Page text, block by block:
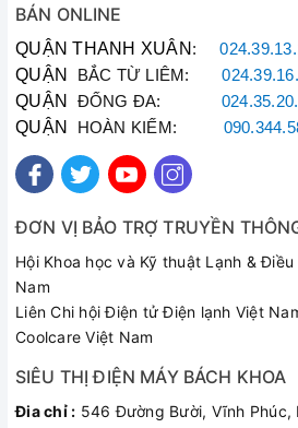
BÁN ONLINE
QUẬN THANH XUÂN :
QUẬN BẮC TỪ LIÊM:
QUẬN ĐỐNG ĐA:
QUẬN HOÀN KIẾM:
ĐƠN VỊ BẢO TRỢ TRUYỀN
Hội Khoa học và Kỹ thuật Lạnh &
Nam
Liên Chi hội Điện tử Điện lạnh Việt
Coolcare Việt Nam
SIÊU THỊ ĐIỆN MÁY BÁCH KHOA
Đia chỉ : 546 Đường Bười, Vĩnh Phúc,